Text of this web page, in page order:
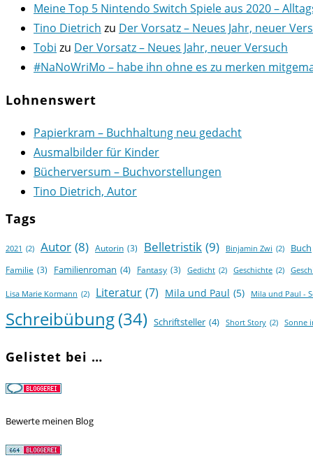
Meine Top 5 Nintendo Switch Spiele aus 2020 –
Tino Dietrich zu Der Vorsatz – Neues Jahr, neuer
Tobi zu Der Vorsatz – Neues Jahr, neuer Versuch
#NaNoWriMo – habe ihn ohne es zu merken
Lohnenswert
Papierkram – Buchhaltung neu gedacht
Ausmalbilder für Kinder
Bücherversum – Buchvorstellungen
Tino Dietrich, Autor
Tags
2021 (2) Autor (8) Autorin (3) Belletristik (9) Binjamin Zwi (2) Buch
Familie (3) Familienroman (4) Fantasy (3) Gedicht (2) Geschichte (2)
Lisa Marie Kormann (2) Literatur (7) Mila und Paul (5) Mila und Paul -
Schreibübung(34) Schriftsteller (4) Short Story (2) Sonne
Gelistet bei …
Bewerte meinen Blog